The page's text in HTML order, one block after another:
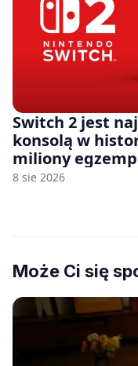
Switch 2 jest
konsolą w
miliony
8 sie 2026
Może Ci się